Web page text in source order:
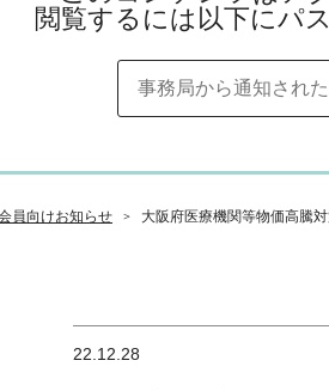
閲覧するには以下にパ
員向けお知らせ 大阪府医療機関等物価高騰
22.12.28